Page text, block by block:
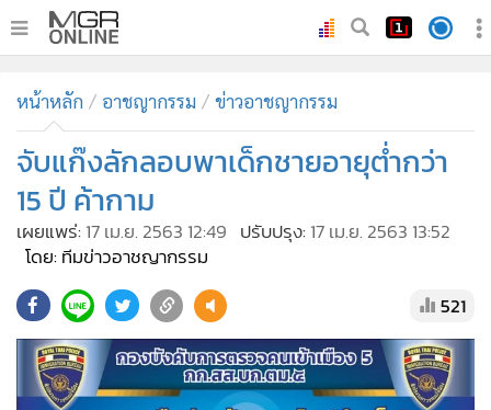
ทันเหตุการณ์
• ภาคใต้
•
ภูมิภาค
Online Section
บันเทิง
• ผู้จัดการรายวัน
• คอลัมนิสต์
ละคร
CbizReview
หน้าหลัก อาชญากรรม ข่าวอาชญากรรม
จับแก๊งลักลอบพาเด็กชายอายุต่ำกว่า
15 ปี ค้ากาม
เผยแพร่: 17 เม.ย. 2563 12:49 ปรับปรุง: 17 เม.ย. 2563 13:52
โดย: ทีมข่าวอาชญากรรม
521